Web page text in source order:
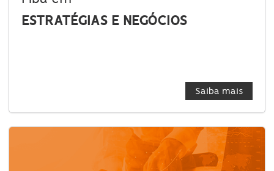
ESTRATÉGIAS E NEGÓCIOS
Saiba mais